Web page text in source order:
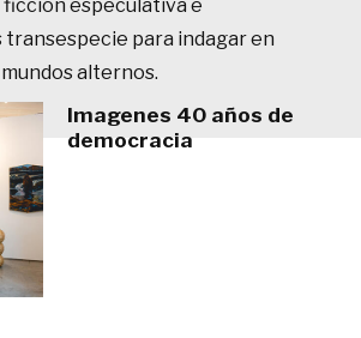
ficción especulativa e
transespecie para indagar en
alternos.
Imagenes 40 años de
democracia